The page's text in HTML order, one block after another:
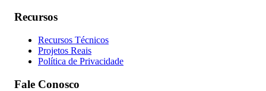
Recursos
Recursos Técnicos
Projetos Reais
Política de Privacidade
Fale Conosco